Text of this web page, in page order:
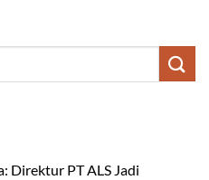
Direktur PT ALS Jadi